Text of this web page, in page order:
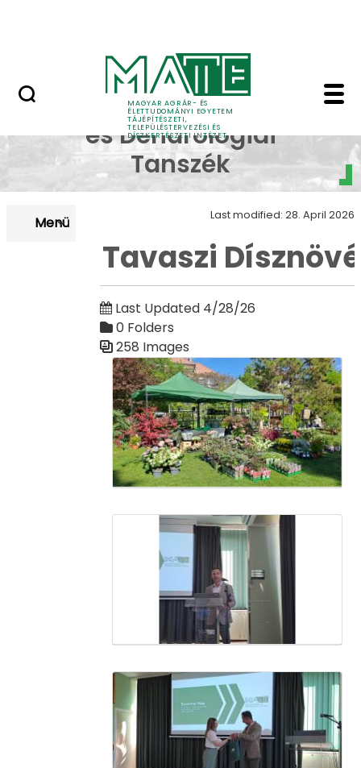
MAGYAR AGRÁR- ÉS
ÉLETTUDOMÁNYI EGYETEM
TÁJÉPÍTÉSZETI,
TELEPÜLÉSTERVEZÉSI ÉS
DÍSZKERTÉSZETI INTÉZET
Tavaszi Dísznövény
Dísznövénytermesztési
és Dendrológiai
Tanszék
Menü Last modified: 28. April 2026
Tavaszi
Last Updated 4/28/26
0 Folders
258 Images
Media Gallery